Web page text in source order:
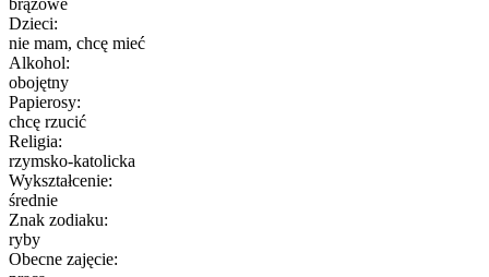
Dzieci:
nie mam, chcę mieć
Alkohol:
obojętny
Papierosy:
chcę rzucić
Religia:
rzymsko-katolicka
Wykształcenie:
średnie
Znak zodiaku:
ryby
Obecne zajęcie: